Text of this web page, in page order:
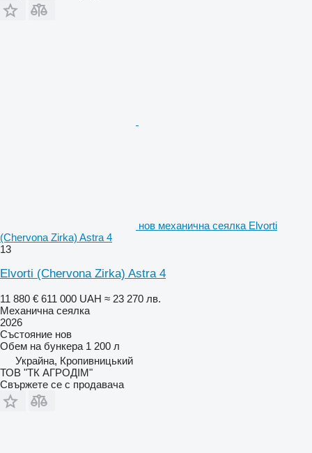
нов механична сеялка Elvorti
(Chervona Zirka) Astra 4
13
Elvorti (Chervona Zirka) Astra 4
11 880 € 611 000 UAH ≈ 23 270 лв.
Механична сеялка
2026
Състояние нов
Обем на бункера 1 200 л
Украйна, Кропивницький
ТОВ "ТК АГРОДІМ"
Свържете се с продавача